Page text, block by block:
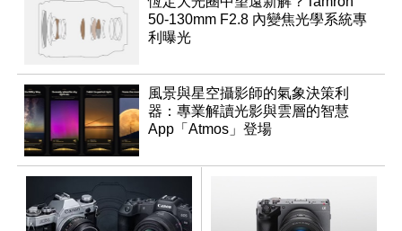
50-130mm F2.8 內變焦光學系統專
利曝光
風景與星空攝影師的氣象決策利
器：專業解讀光影與雲層的智慧
App「Atmos」登場